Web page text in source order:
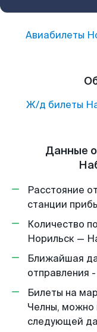
Авиабилеты
Ж/д билеты
Данные
Расстояние
станции
Количество
Норильск —
Ближайшая
отправления
Билеты на
Челны, можно
следующей